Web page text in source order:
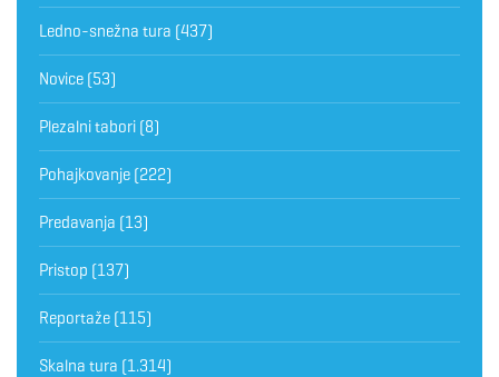
Ledno-snežna tura (437)
Novice (53)
Plezalni tabori (8)
Pohajkovanje (222)
Predavanja (13)
Pristop (137)
Reportaže (115)
Skalna tura (1.314)